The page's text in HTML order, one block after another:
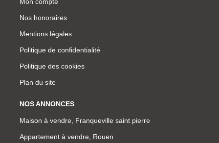
Nos honoraires
Mentions légales
Politique de confidentialité
Politique des cookies
Plan du site
NOS ANNONCES
Maison à vendre, Franqueville saint pierre
Appartement à vendre, Rouen